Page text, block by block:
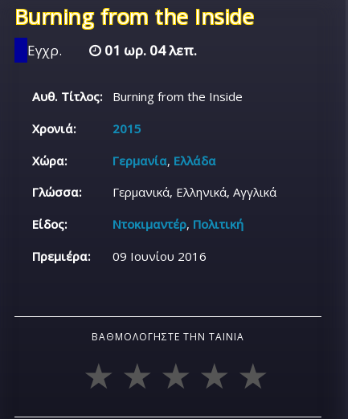
Burning from the Inside
Εγχρ. 01 ωρ. 04 λεπ.
Αυθ. Τίτλος:
Burning from the Inside
Χρονιά:
2015
Χώρα:
Γερμανία, Ελλάδα
Γλώσσα:
Γερμανικά, Ελληνικά, Αγγλικά
Είδος:
Ντοκιμαντέρ, Πολιτική
Πρεμιέρα:
09 Ιουνίου 2016
ΒΑΘΜΟΛΟΓΉΣΤΕ ΤΗΝ ΤΑΙΝΊΑ